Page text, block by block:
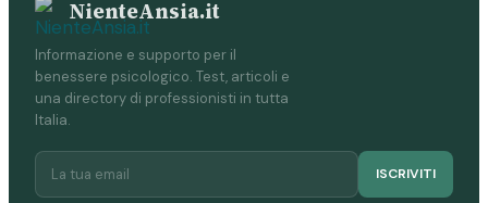
NienteAnsia.it
Informazione e supporto per il
benessere psicologico. Test, articoli e
una directory di professionisti in tutta
Italia.
ISCRIVITI